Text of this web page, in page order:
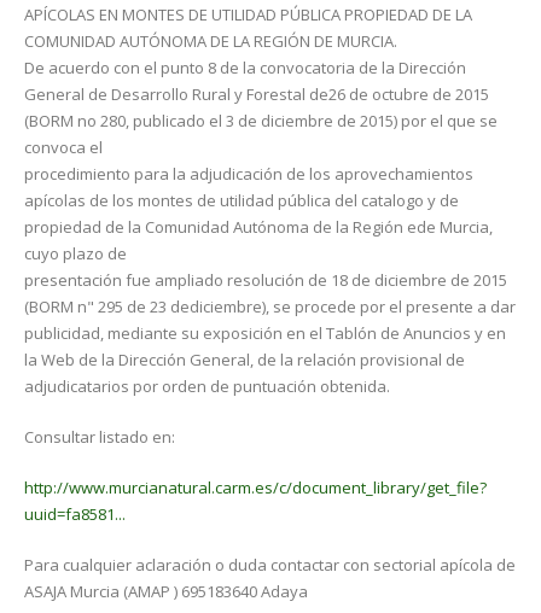
APÍCOLAS EN MONTES DE UTILIDAD PÚBLICA PROPIEDAD DE LA
COMUNIDAD AUTÓNOMA DE LA REGIÓN DE MURCIA.
De acuerdo con el punto 8 de la convocatoria de la Dirección
General de Desarrollo Rural y Forestal de26 de octubre de 2015
(BORM no 280, publicado el 3 de diciembre de 2015) por el que se
convoca el
procedimiento para la adjudicación de los aprovechamientos
apícolas de los montes de utilidad pública del catalogo y de
propiedad de la Comunidad Autónoma de la Región ede Murcia,
cuyo plazo de
presentación fue ampliado resolución de 18 de diciembre de 2015
(BORM n" 295 de 23 dediciembre), se procede por el presente a dar
publicidad, mediante su exposición en el Tablón de Anuncios y en
la Web de la Dirección General, de la relación provisional de
adjudicatarios por orden de puntuación obtenida.
Consultar listado en:
http://www.murcianatural.carm.es/c/document_library/get_file?
uuid=fa8581...
Para cualquier aclaración o duda contactar con sectorial apícola de
ASAJA Murcia (AMAP ) 695183640 Adaya